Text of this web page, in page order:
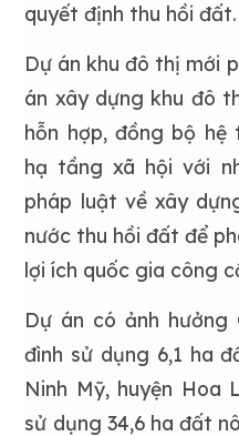
quyết định thu hồi đất.
Dự án khu đô thị mới
án xây dựng khu đô
hỗn hợp, đồng bộ
hạ tầng xã hội với
pháp luật về xây
nước thu hồi đất để
lợi ích quốc gia công
Dự án có ảnh hưởng
đình sử dụng 6,1 ha
Ninh Mỹ, huyện Hoa
sử dụng 34,6 ha đất